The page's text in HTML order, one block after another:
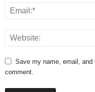
Save my name, email, and
comment.